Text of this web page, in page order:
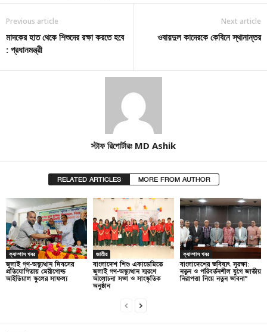
Previous article
মাদকের হাত থেকে শিশুদের রক্ষা করতে হবে
: প্রধানমন্ত্রী
Next article
ওবায়দুল কাদেরকে কেবিনে স্থানান্তর
স্টাফ রিপোর্টারঃ MD Ashik
RELATED ARTICLES MORE FROM AUTHOR
ক্যাম্পাস খবর
জুলাই গণ-অভ্যুত্থান দিবসের
প্রতিযোগিতায় মেরীগোল্ড
আইডিয়াল স্কুলের সাফল্য
জাতীয়
বাংলাদেশ শিশু একাডেমিতে
জুলাই গণ-অভ্যুত্থান স্মরণে
আলোচনা সভা ও সাংস্কৃতিক
অনুষ্ঠান
ক্যাম্পাস খবর
বাংলাদেশের ভবিষ্যৎ সুরক্ষা:
নতুন ও পরিবর্তনশীল যুগে জাতীয়
নিরাপত্তা নিয়ে নতুন ভাবনা”